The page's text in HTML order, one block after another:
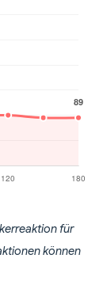
für
können